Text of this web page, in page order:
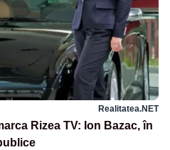
Realitatea.NET
Rizea TV: Ion Bazac, în